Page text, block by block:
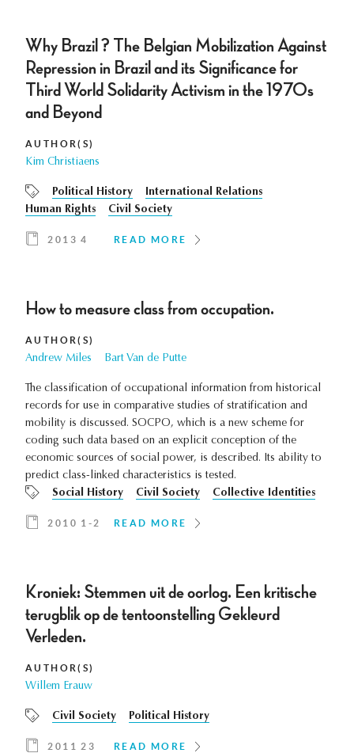
Why Brazil ? The Belgian Mobilization Against
Repression in Brazil and its Significance for
Third World Solidarity Activism in the 1970s
and Beyond
AUTHOR(S)
Kim Christiaens
Political History
International Relations
Human Rights
Civil Society
2013 4 READ MORE
How to measure class from occupation.
AUTHOR(S)
Andrew Miles Bart Van de Putte
The classification of occupational information from historical
records for use in comparative studies of stratification and
mobility is discussed. SOCPO, which is a new scheme for
coding such data based on an explicit conception of the
economic sources of social power, is described. Its ability to
predict class-linked characteristics is tested.
Social History
Civil Society Collective Identities
2010 1-2 READ MORE
Kroniek: Stemmen uit de oorlog. Een kritische
terugblik op de tentoonstelling Gekleurd
Verleden.
AUTHOR(S)
Willem Erauw
Civil Society Political History
2011 23 READ MORE